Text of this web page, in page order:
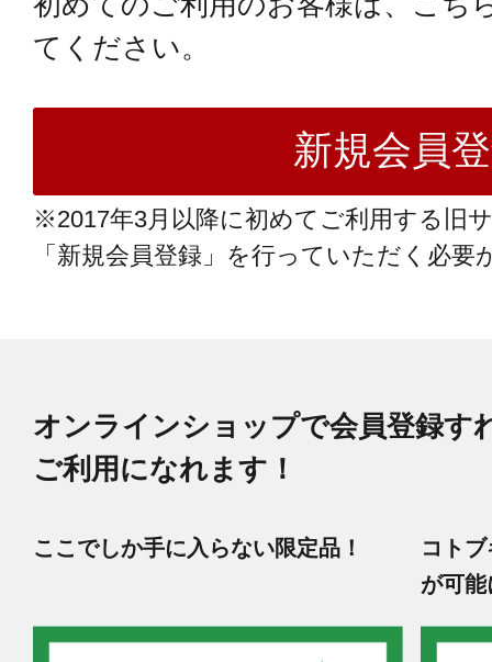
てください。
※2017年3月以降に初めてご利用する旧
「新規会員登録」を行っていただく必要
オンラインショップで会員登録す
ご利用になれます！
ここでしか手に入らない限定品！
コト
が可能